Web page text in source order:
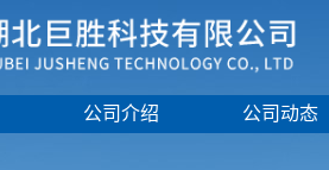
公司介绍 公司动态